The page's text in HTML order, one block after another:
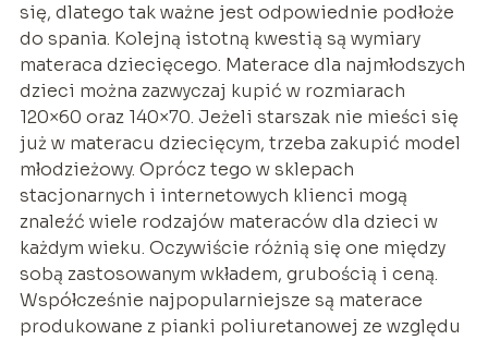
się, dlatego tak ważne jest odpowiednie podłoże
do spania. Kolejną istotną kwestią są wymiary
materaca dziecięcego. Materace dla najmłodszych
dzieci można zazwyczaj kupić w rozmiarach
120×60 oraz 140×70. Jeżeli starszak nie mieści się
już w materacu dziecięcym, trzeba zakupić model
młodzieżowy. Oprócz tego w sklepach
stacjonarnych i internetowych klienci mogą
znaleźć wiele rodzajów materaców dla dzieci w
każdym wieku. Oczywiście różnią się one między
sobą zastosowanym wkładem, grubością i ceną.
Współcześnie najpopularniejsze są materace
produkowane z pianki poliuretanowej ze względu